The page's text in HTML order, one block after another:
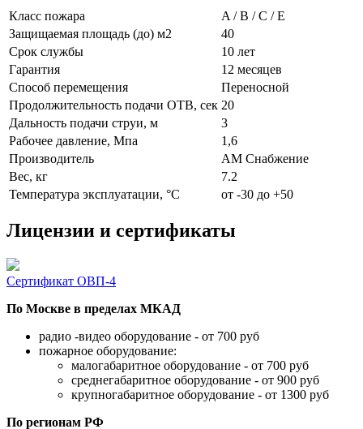
Класс пожара
A / B / C / E
Защищаемая площадь (до) м2
40
Срок службы
10 лет
Гарантия
12 месяцев
Способ перемещения
Переносной
Продолжительность подачи ОТВ, сек 20
Дальность подачи струи, м
3
Рабочее давление, Мпа
1,6
Производитель
АМ Снабжение
Вес, кг
7.2
Температура эксплуатации, °C
от -30 до +50
Лицензии и сертификаты
Сертификат ОВП-4
По Москве в пределах МКАД
радио -видео оборудование - от 700 руб
пожарное оборудование:
малогабаритное оборудование - от 700 руб
среднегабаритное оборудование - от 900 руб
крупногабаритное оборудование - от 1300 руб
По регионам РФ